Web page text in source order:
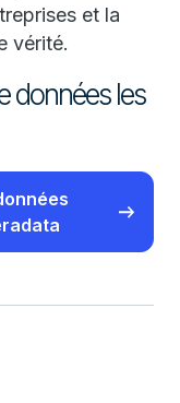
et la
vérité.
données les